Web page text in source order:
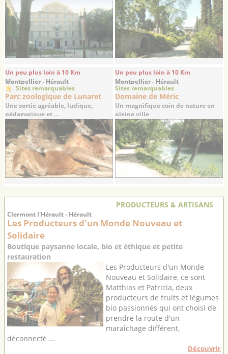
Un peu plus loin à 10 Km
Montpellier - Hérault
Sites remarquables
Parc zoologique de Lunaret
Une sortie agréable, ludique,
pédagogique et ...
Un peu plus loin à 10 Km
Montpellier - Hérault
Sites remarquables
Domaine de Méric
Un magnifique coin de nature en
pleine ville
PRODUCTEURS & ARTISANS
Clermont l'Hérault - Hérault
Les Producteurs d'un Monde Nouveau et
Solidaire
Boutique paysanne locale, bio et éthique et petite
restauration
Les Producteurs d'un Monde
Nouveau et Solidaire, ce sont
Matthias et Patricia, deux
producteurs de fruits et légumes
bio passionnés qui ont choisi de
prendre la route d'un
maraîchage différent,
déconnecté ...
Découvrir